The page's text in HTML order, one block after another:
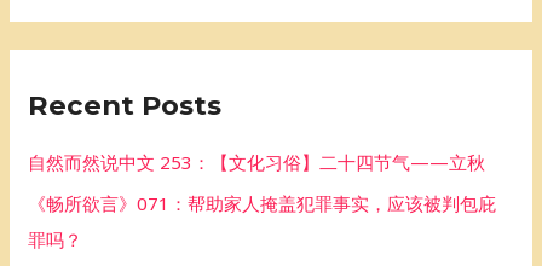
c
f
r
Recent Posts
自然而然说中文 253：【文化习俗】二十四节气——立秋
《畅所欲言》071：帮助家人掩盖犯罪事实，应该被判包庇
罪吗？